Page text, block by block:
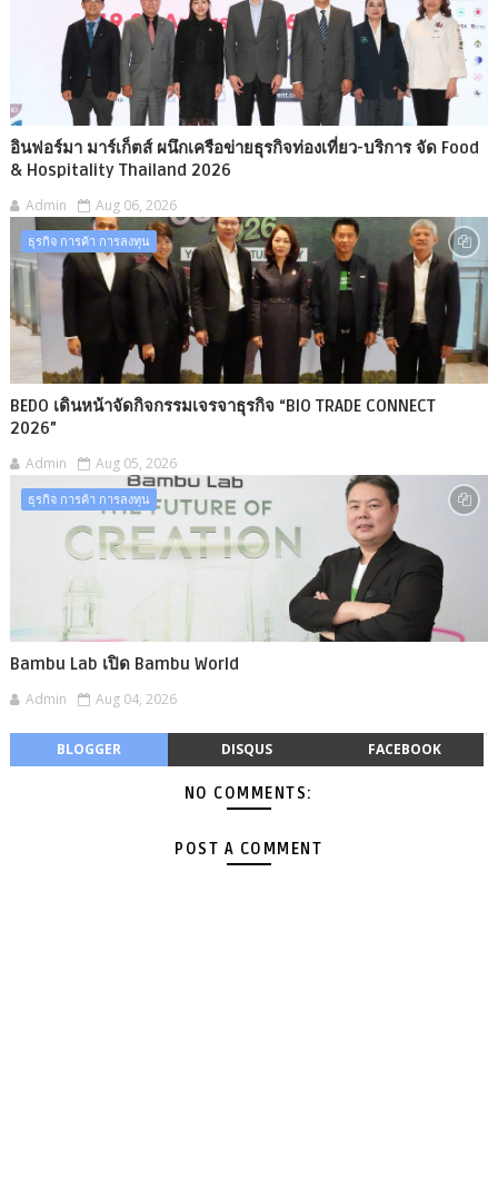
อินฟอร์มา มาร์เก็ตส์ ผนึกเครือข่ายธุรกิจท่องเที่ยว-บริการ จัด Food
& Hospitality Thailand 2026
Admin Aug 06, 2026
ธุรกิจ การค้า การลงทุน
BEDO เดินหน้าจัดกิจกรรมเจรจาธุรกิจ “BIO TRADE CONNECT
2026”
Admin Aug 05, 2026
ธุรกิจ การค้า การลงทุน
Bambu Lab เปิด Bambu World
Admin Aug 04, 2026
BLOGGER DISQUS FACEBOOK
NO COMMENTS:
POST A COMMENT